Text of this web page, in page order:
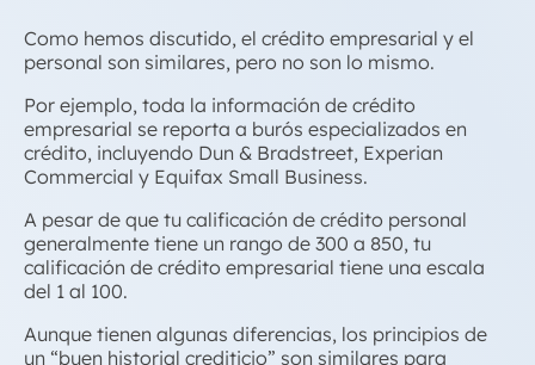
Como hemos discutido, el crédito empresarial y el
personal son similares, pero no son lo mismo.
Por ejemplo, toda la información de crédito
empresarial se reporta a burós especializados en
crédito, incluyendo Dun & Bradstreet, Experian
Commercial y Equifax Small Business.
A pesar de que tu calificación de crédito personal
generalmente tiene un rango de 300 a 850, tu
calificación de crédito empresarial tiene una escala
del 1 al 100.
Aunque tienen algunas diferencias, los principios de
un “buen historial crediticio” son similares para